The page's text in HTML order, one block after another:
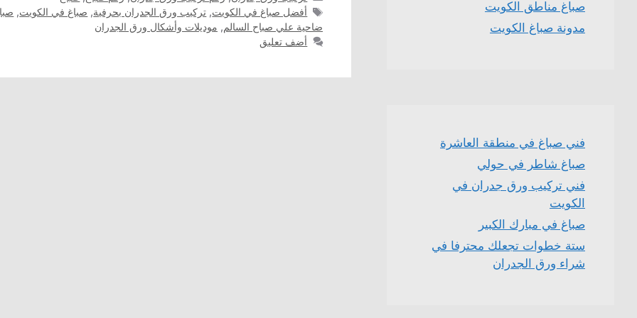
الوسوم
أفضل صباغ في الكويت, تركيب ورق الجدران بحرفية, صباغ في الكويت,
ضاحية علي صباح السالم, موديلات وأشكال ورق الجدران
أضف تعليق
صباغ مناطق الكويت
مدونة صباغ الكويت
فني صباغ في منطقة العاشرة
صباغ شاطر في حولي
فني تركيب ورق جدران في
الكويت
صباغ في مبارك الكبير
ستة خطوات تجعلك محترفا في
شراء ورق الجدران